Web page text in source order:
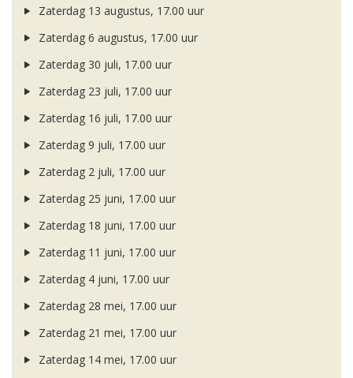
Zaterdag 13 augustus, 17.00 uur
Zaterdag 6 augustus, 17.00 uur
Zaterdag 30 juli, 17.00 uur
Zaterdag 23 juli, 17.00 uur
Zaterdag 16 juli, 17.00 uur
Zaterdag 9 juli, 17.00 uur
Zaterdag 2 juli, 17.00 uur
Zaterdag 25 juni, 17.00 uur
Zaterdag 18 juni, 17.00 uur
Zaterdag 11 juni, 17.00 uur
Zaterdag 4 juni, 17.00 uur
Zaterdag 28 mei, 17.00 uur
Zaterdag 21 mei, 17.00 uur
Zaterdag 14 mei, 17.00 uur